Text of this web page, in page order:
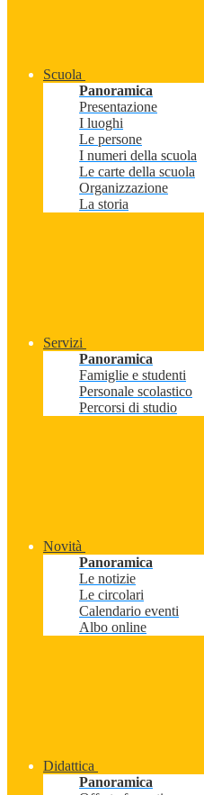
Scuola
Panoramica
Presentazione
I luoghi
Le persone
I numeri della scuola
Le carte della scuola
Organizzazione
La storia
Servizi
Panoramica
Famiglie e studenti
Personale scolastico
Percorsi di studio
Novità
Panoramica
Le notizie
Le circolari
Calendario eventi
Albo online
Didattica
Panoramica